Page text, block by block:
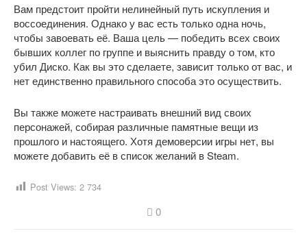
Вам предстоит пройти нелинейный путь искупления и
воссоединения. Однако у вас есть только одна ночь,
чтобы завоевать её. Ваша цель — победить всех своих
бывших коллег по группе и выяснить правду о том, кто
убил Диско. Как вы это сделаете, зависит только от вас, и
нет единственно правильного способа это осуществить.
Вы также можете настраивать внешний вид своих
персонажей, собирая различные памятные вещи из
прошлого и настоящего. Хотя демоверсии игры нет, вы
можете добавить её в список желаний в Steam.
Post Views: 2 734
0